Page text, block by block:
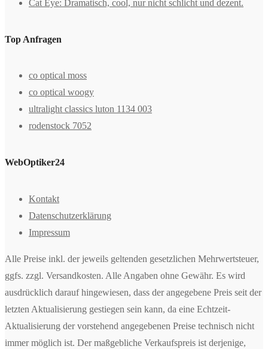
Cat Eye: Dramatisch, cool, nur nicht schlicht und dezent.
Top Anfragen
co optical moss
co optical woogy
ultralight classics luton 1134 003
rodenstock 7052
WebOptiker24
Kontakt
Datenschutzerklärung
Impressum
Alle Preise inkl. der jeweils geltenden gesetzlichen Mehrwertsteuer,
ggfs. zzgl. Versandkosten. Alle Angaben ohne Gewähr. Es wird
ausdrücklich darauf hingewiesen, dass der angegebene Preis seit der
letzten Aktualisierung gestiegen sein kann, da eine Echtzeit-
Aktualisierung der vorstehend angegebenen Preise technisch nicht
immer möglich ist. Der maßgebliche Verkaufspreis ist derjenige,